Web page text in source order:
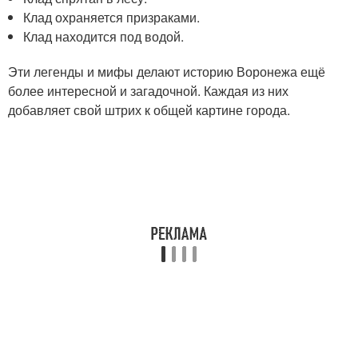
Клад охраняется призраками.
Клад находится под водой.
Эти легенды и мифы делают историю Воронежа ещё
более интересной и загадочной. Каждая из них
добавляет свой штрих к общей картине города.